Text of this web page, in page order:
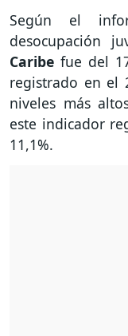
Según el
desocupación
Caribe fue del
registrado en el
niveles más
este indicador
11,1%.